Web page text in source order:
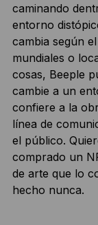
caminando
entorno
cambia según
mundiales o
cosas, Beeple
cambie a un
confiere a la
línea de
el público.
comprado un
de arte que lo
hecho nunca.